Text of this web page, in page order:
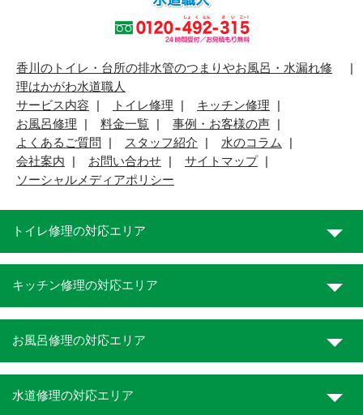
香川のトイレ・台所の排水管のつまりやお風呂・水漏れ修
理はかがわ水道職人
サービス内容
トイレ修理
キッチン修理
お風呂修理
料金一覧
事例・お客様の声
よくあるご質問
スタッフ紹介
水のコラム
会社案内
お問い合わせ
サイトマップ
ソーシャルメディアポリシー
トイレ修理の対応エリア
キッチン修理の対応エリア
お風呂修理の対応エリア
水道修理の対応エリア